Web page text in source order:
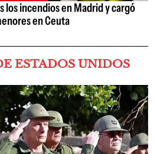
los incendios en Madrid y cargó
en Ceuta
ESTADOS UNIDOS